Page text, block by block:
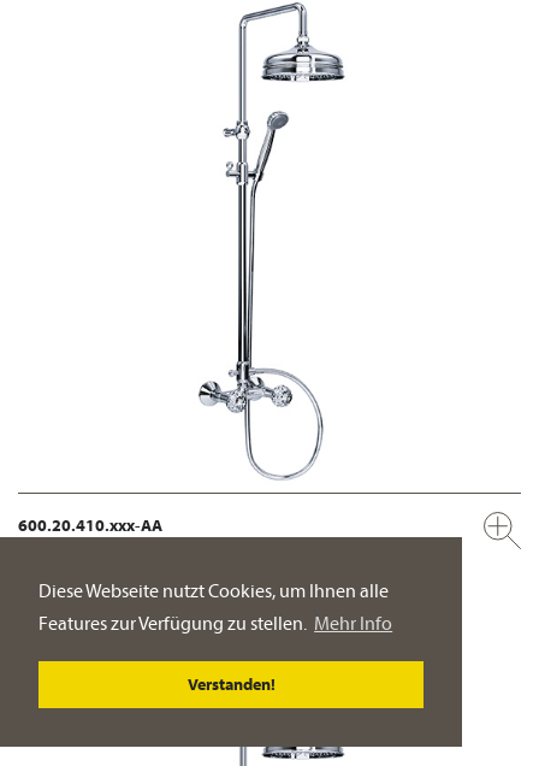
Diese Webseite nutzt Cookies, um Ihnen alle
Features zur Verfügung zu stellen. Mehr Info
Verstanden!
600.20.410.xxx-AA
PRODUKT-DETAILSEITE